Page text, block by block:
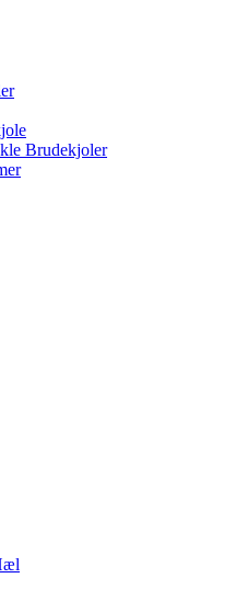
Brudekjoler